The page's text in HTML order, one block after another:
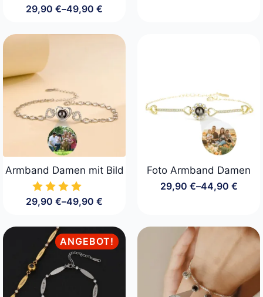
29,90 €–49,90 €
Preisspanne:
bis
Armband Damen mit Bild
29,90 €–49,90 €
Preisspanne:
bis
49,90 €
Foto Armband Damen
29,90 €–44,90 €
Preisspanne:
44,90 €
ANGEBOT!